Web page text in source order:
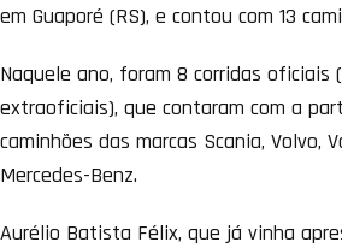
em Guaporé (RS), e contou com 13
Naquele ano, foram 8 corridas oficiais
extraoficiais), que contaram com a
caminhões das marcas Scania, Volvo,
Mercedes-Benz.
Aurélio Batista Félix, que já vinha